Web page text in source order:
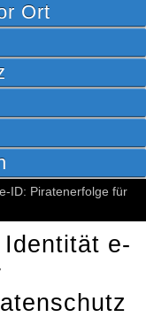
Ort
ID: Piratenerfolge für
e-